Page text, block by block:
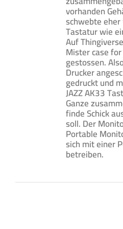
vorhanden
schwebte
Tastatur wie
Auf
Mister case
gestossen.
Drucker
gedruckt und
JAZZ AK33
Ganze
finde Schick
soll. Der
Portable
sich mit einer
betreiben.